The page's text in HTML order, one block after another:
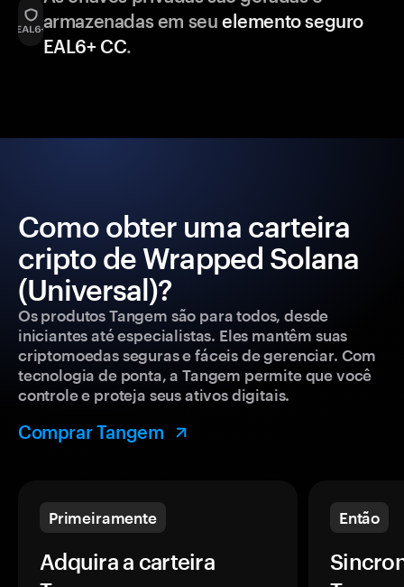
armazenadas em seu elemento seguro
EAL6+ CC.
Como obter uma carteira
cripto de Wrapped Solana
(Universal)?
Os produtos Tangem são para todos, desde
iniciantes até especialistas. Eles mantêm suas
criptomoedas seguras e fáceis de gerenciar. Com
tecnologia de ponta, a Tangem permite que você
controle e proteja seus ativos digitais.
Comprar Tangem
Primeiramente
Adquira a carteira
Então